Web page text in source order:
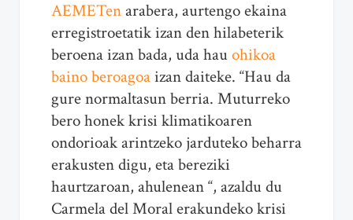
AEMETenarabera, aurtengo ekaina
erregistroetatik izan den hilabeterik
beroena izan bada, uda hauohikoa
baino beroagoaizan daiteke. “Hau da
gure normaltasun berria. Muturreko
bero honek krisi klimatikoaren
ondorioak arintzeko jarduteko beharra
erakusten digu, eta bereziki
haurtzaroan, ahulenean “, azaldu du
Carmela del Moral erakundeko krisi